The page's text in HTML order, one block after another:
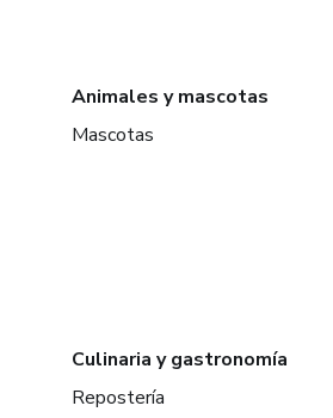
Animales y mascotas
Mascotas
Culinaria y gastronomía
Repostería